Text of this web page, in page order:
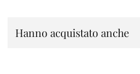
Hanno acquistato anche